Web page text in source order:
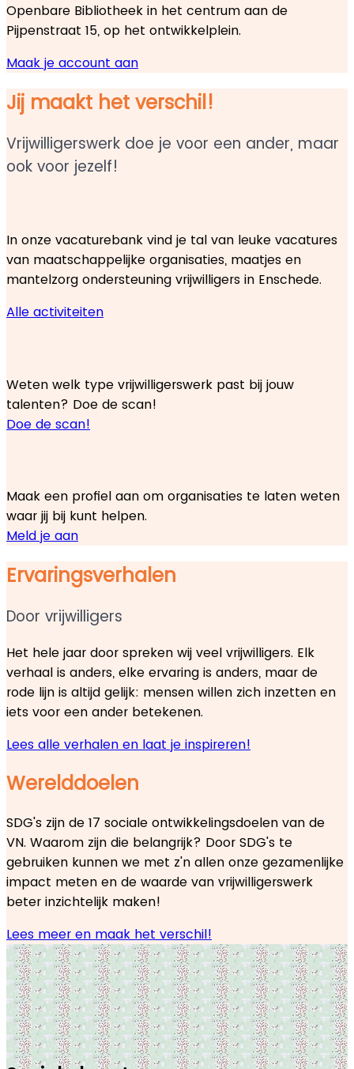
Openbare Bibliotheek in het centrum aan de
Pijpenstraat 15, op het ontwikkelplein.
Maak je account aan
Jij maakt het verschil!
Vrijwilligerswerk doe je voor een ander, maar
ook voor jezelf!
In onze vacaturebank vind je tal van leuke vacatures
van maatschappelijke organisaties, maatjes en
mantelzorg ondersteuning vrijwilligers in Enschede.
Alle activiteiten
Weten welk type vrijwilligerswerk past bij jouw
talenten? Doe de scan!
Doe de scan!
Maak een profiel aan om organisaties te laten weten
waar jij bij kunt helpen.
Meld je aan
Ervaringsverhalen
Door vrijwilligers
Het hele jaar door spreken wij veel vrijwilligers. Elk
verhaal is anders, elke ervaring is anders, maar de
rode lijn is altijd gelijk: mensen willen zich inzetten en
iets voor een ander betekenen.
Lees alle verhalen en laat je inspireren!
Werelddoelen
SDG's zijn de 17 sociale ontwikkelingsdoelen v an de
VN. Waarom zijn die belangrijk? Door SDG's te
gebruiken kunnen we met z'n allen onze gezamenlijke
impact meten en de waarde van vrijwilligerswerk
beter inzichtelijk maken!
Lees meer en maak het verschil!